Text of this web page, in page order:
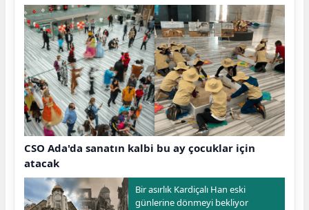
CSO Ada'da sanatın kalbi bu ay çocuklar için
atacak
Bir asırlık Kardiçalı Han eski
günlerine dönmeyi bekliyor